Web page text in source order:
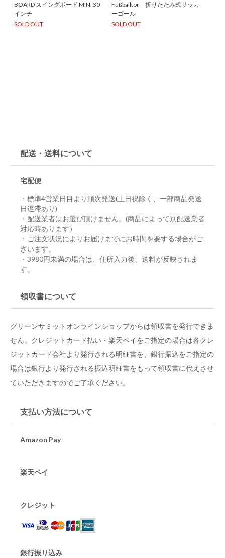
BOARD スイングボード MINI 30
インチ
SOLD OUT
Fußballtor 折りたたみ式サッカ
ーゴール
SOLD OUT
配送・送料について
宅配便
・標準4営業日目より順次発送(土日祝除く、一部商品発送
日遅滞あり)
・配送業者はお選び頂けません。(商品によって別配送業者
対応時あります）
・ご注文状況によりお届けまでにお時間を要する場合がご
ざいます。
・3980円未満の場合は、住所入力後、送料が反映されま
す。
領収書について
グリーンサミットオンラインショップからは領収書を発行できま
せん。クレジットカード払い・楽天ペイをご指定の場合は各クレ
ジットカード会社より発行される明細書を、銀行振込をご指定の
場合は銀行より発行される振込明細書をもって領収書に代えさせ
ていただきますのでご了承ください。
支払い方法について
Amazon Pay
楽天ペイ
クレジット
銀行振り込み